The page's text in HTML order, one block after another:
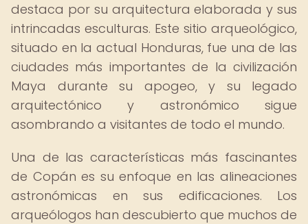
destaca por su arquitectura elaborada y sus
intrincadas esculturas. Este sitio arqueológico,
situado en la actual Honduras, fue una de las
ciudades más importantes de la civilización
Maya durante su apogeo, y su legado
arquitectónico y astronómico sigue
asombrando a visitantes de todo el mundo.
Una de las características más fascinantes
de Copán es su enfoque en las alineaciones
astronómicas en sus edificaciones. Los
arqueólogos han descubierto que muchos de